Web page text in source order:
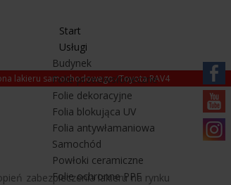
Start
Usługi
Budynek
Folie przeciwsłoneczne
Folie dekoracyjne
Folia blokująca UV
Folia antywłamaniowa
Samochód
Powłoki ceramiczne
Folie ochronne PPF
lakieru samochodowego/Toyota RAV4
zabezpieczenia lakieru na rynku